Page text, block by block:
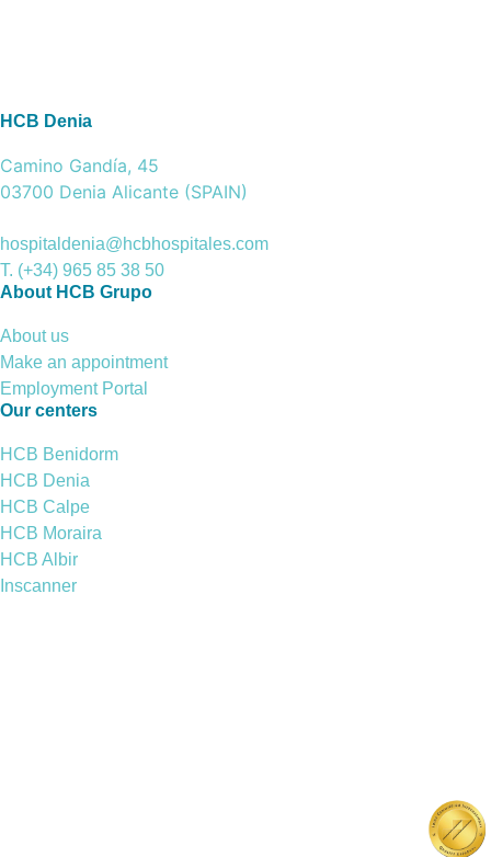
HCB Denia
Camino Gandía, 45
03700 Denia Alicante (SPAIN)
hospitaldenia@hcbhospitales.com
T. (+34) 965 85 38 50
About HCB Grupo
About us
Make an appointment
Employment Portal
Our centers
HCB Benidorm
HCB Denia
HCB Calpe
HCB Moraira
HCB Albir
Inscanner